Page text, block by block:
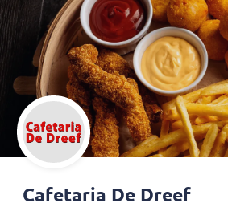
Cafetaria De Dreef